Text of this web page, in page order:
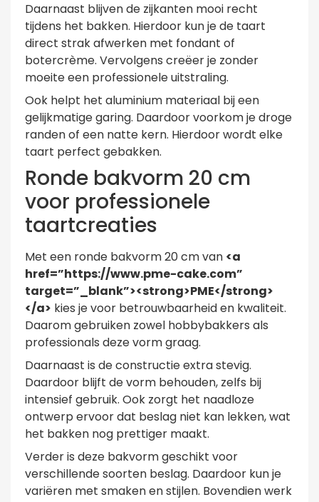
Daarnaast blijven de zijkanten mooi recht
tijdens het bakken. Hierdoor kun je de taart
direct strak afwerken met fondant of
botercrème. Vervolgens creëer je zonder
moeite een professionele uitstraling.
Ook helpt het aluminium materiaal bij een
gelijkmatige garing. Daardoor voorkom je droge
randen of een natte kern. Hierdoor wordt elke
taart perfect gebakken.
Ronde bakvorm 20 cm
voor professionele
taartcreaties
Met een ronde bakvorm 20 cm van <a
href=”https://www.pme-cake.com”
target=”_blank”><strong>PME</strong>
</a> kies je voor betrouwbaarheid en kwaliteit.
Daarom gebruiken zowel hobbybakkers als
professionals deze vorm graag.
Daarnaast is de constructie extra stevig.
Daardoor blijft de vorm behouden, zelfs bij
intensief gebruik. Ook zorgt het naadloze
ontwerp ervoor dat beslag niet kan lekken, wat
het bakken nog prettiger maakt.
Verder is deze bakvorm geschikt voor
verschillende soorten beslag. Daardoor kun je
variëren met smaken en stijlen. Bovendien werk